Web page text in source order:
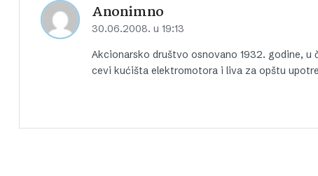
Anonimno
30.06.2008. u 19:13
Akcionarsko društvo osnovano 1932. godine,
cevi kućišta elektromotora i liva za opštu